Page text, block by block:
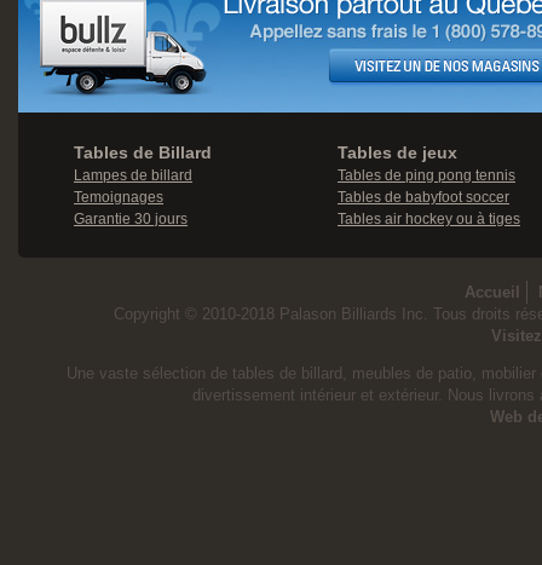
Tables de Billard
Lampes de billard
Temoignages
Garantie 30 jours
Tables de jeux
Tables de ping pong tennis
Tables de babyfoot soccer
Tables air hockey ou à tiges
Accueil
Copyright © 2010-2018 Palason Billiards Inc. Tous droits
Une vaste sélection de tables de billard, meubles de patio,
divertissement intérieur et extérieur. Nous
Web